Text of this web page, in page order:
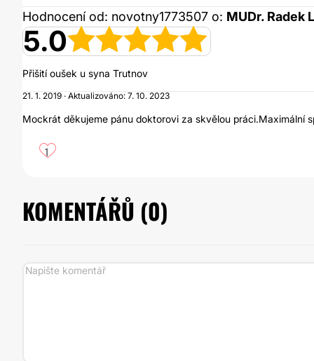
Hodnocení od: novotny1773507 o: MUDr. Radek
5.0
Přišití oušek u syna Trutnov
21. 1. 2019 · Aktualizováno: 7. 10. 2023
Mockrát děkujeme pánu doktorovi za skvělou práci.Maximální
1
KOMENTÁŘŮ (0)